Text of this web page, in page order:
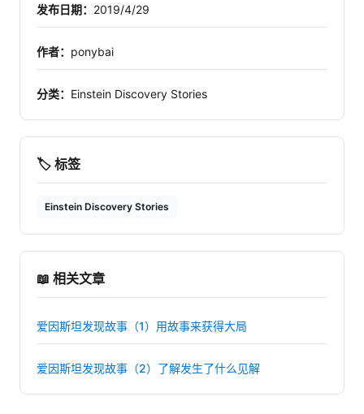
发布日期： 2019/4/29
作者： ponybai
分类： Einstein Discovery Stories
🏷️ 标签
Einstein Discovery Stories
📖 相关文章
爱因斯坦发现故事（1）用故事来获得大局
爱因斯坦发现故事（2）了解发生了什么见解